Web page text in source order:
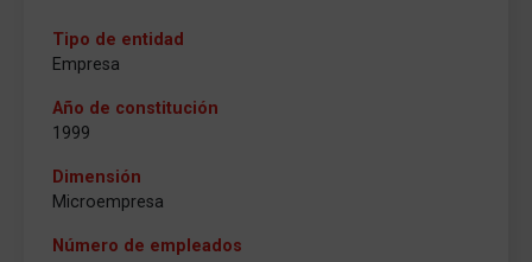
Tipo de entidad
Empresa
Año de constitución
1999
Dimensión
Microempresa
Número de empleados